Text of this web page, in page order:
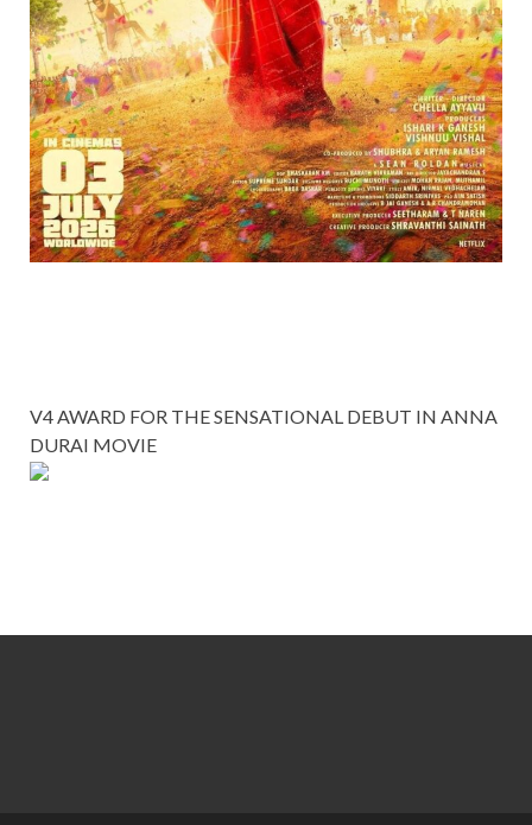
V4 AWARD FOR THE SENSATIONAL DEBUT IN ANNA
DURAI MOVIE